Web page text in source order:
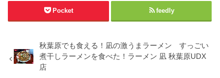
Pocket feedly
秋葉原でも食える！凪の激うまラーメン すっごい
煮干しラーメンを食べた！ラーメン 凪 秋葉原UDX
店